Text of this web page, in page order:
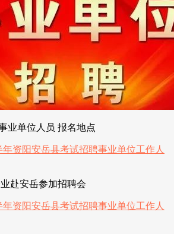
业单位人员 报名地点
赴安岳参加招聘会